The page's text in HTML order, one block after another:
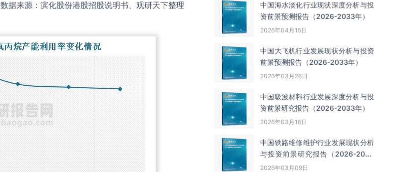
数据来源：滨化股份港股招股说明书、观研天下整理
中国海水淡化行业现状深度分析与投
资前景预测报告（2026-2033年）
2026年04月15日
中国大飞机行业发展现状分析与投资
前景预测报告（2026-2033年）
2026年03月26日
中国吸波材料行业发展深度分析与投
资前景研究报告（2026-2033年）
2026年03月16日
中国铁路维修维护行业发展现状分析
与投资前景研究报告（2026-2033
年）
2026年03月09日